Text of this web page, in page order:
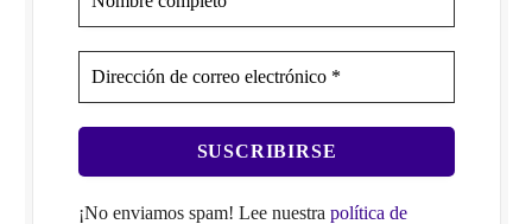
¡No enviamos spam! Lee nuestra política de